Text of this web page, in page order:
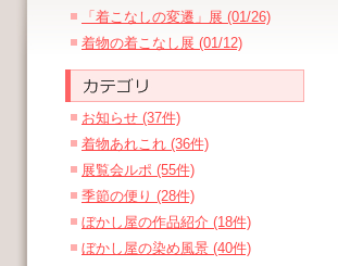
「着こなしの変遷」展 (01/26)
着物の着こなし展 (01/12)
お知らせ (37件)
着物あれこれ (36件)
展覧会ルポ (55件)
季節の便り (28件)
ぼかし屋の作品紹介 (18件)
ぼかし屋の染め風景 (40件)